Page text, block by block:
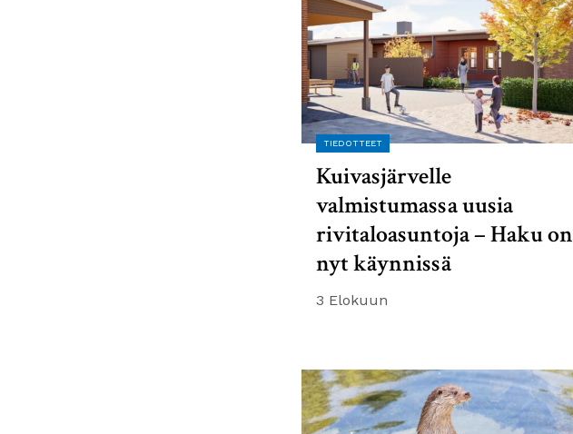
TIEDOTTEET
Kuivasjärvelle
valmistumassa uusia
rivitaloasuntoja – Haku on
nyt käynnissä
3 Elokuun